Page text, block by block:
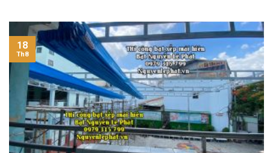
18
Th8